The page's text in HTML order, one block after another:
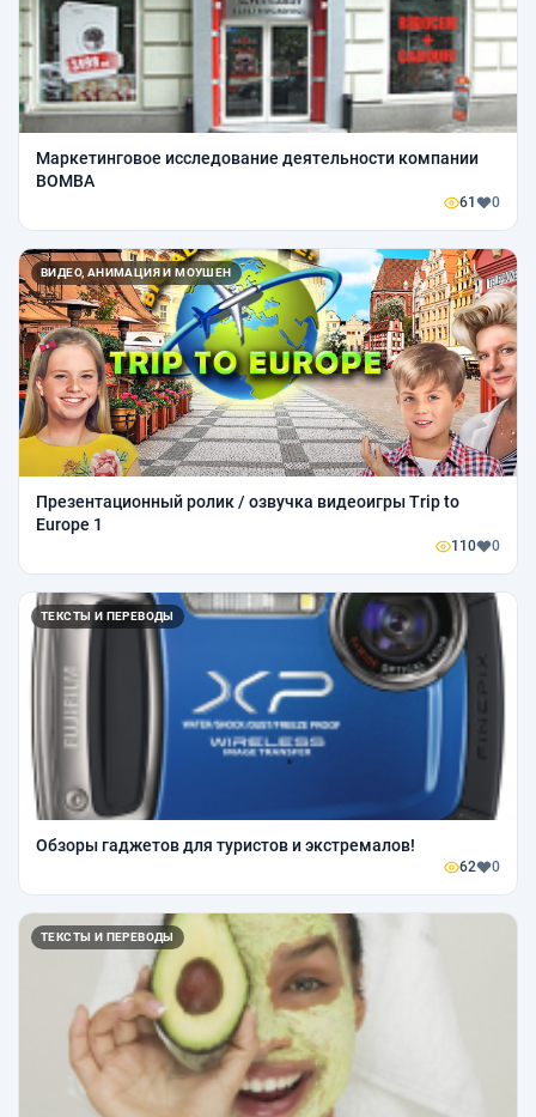
Маркетинговое исследование деятельности компании
BOMBA
61 0
ВИДЕО, АНИМАЦИЯ И МОУШЕН
Презентационный ролик / озвучка видеоигры Trip to
Europe 1
110 0
ТЕКСТЫ И ПЕРЕВОДЫ
Обзоры гаджетов для туристов и экстремалов!
62 0
ТЕКСТЫ И ПЕРЕВОДЫ